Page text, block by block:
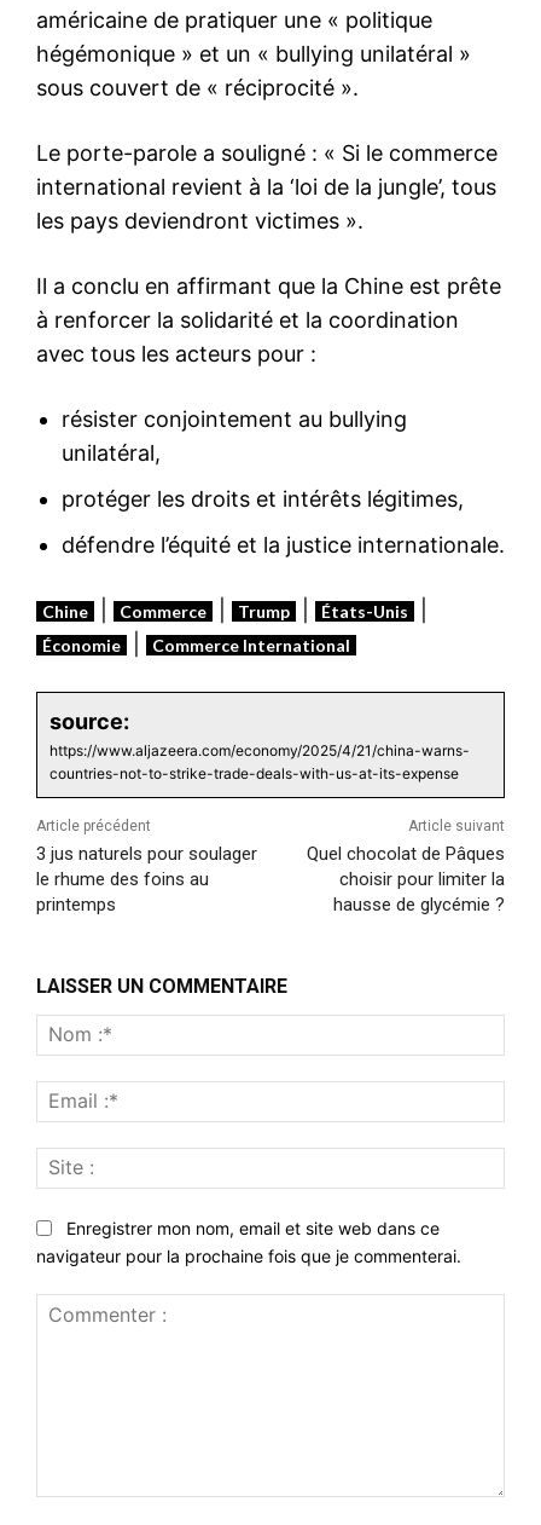
américaine de pratiquer une « politique
hégémonique » et un « bullying unilatéral »
sous couvert de « réciprocité ».
Le porte-parole a souligné : « Si le commerce
international revient à la ‘loi de la jungle’, tous
les pays deviendront victimes ».
Il a conclu en affirmant que la Chine est prête
à renforcer la solidarité et la coordination
avec tous les acteurs pour :
résister conjointement au bullying
unilatéral,
protéger les droits et intérêts légitimes,
défendre l’équité et la justice internationale.
Chine Commerce Trump États-Unis
Économie Commerce International
source:
https://www.aljazeera.com/economy/2025/4/21/china-warns-
countries-not-to-strike-trade-deals-with-us-at-its-expense
Article précédent
3 jus naturels pour soulager
le rhume des foins au
printemps
Article suivant
Quel chocolat de Pâques
choisir pour limiter la
hausse de glycémie ?
LAISSER UN COMMENTAIRE
:*
:*
:
Enregistrer mon nom, email et site web dans ce
navigateur pour la prochaine fois que je commenterai.